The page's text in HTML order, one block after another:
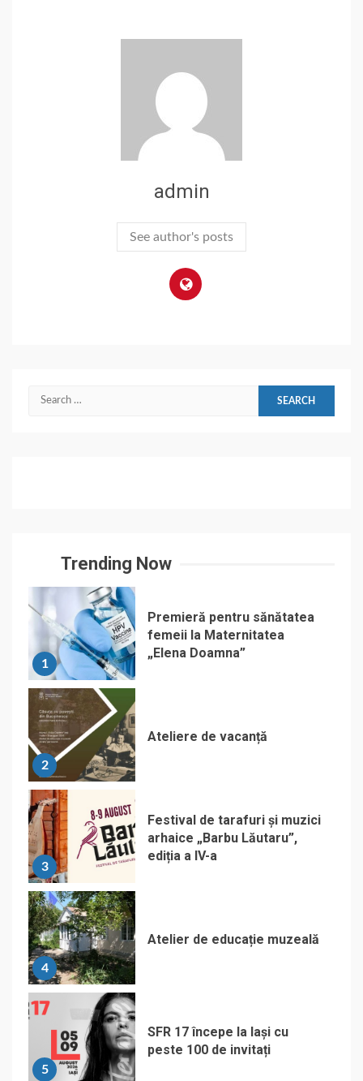
admin
See author's posts
Search
Trending Now
1
Premieră pentru sănătatea
femeii la Maternitatea
„Elena Doamna”
2
Ateliere de vacanță
3
Festival de tarafuri și muzici
arhaice „Barbu Lăutaru”,
ediția a IV-a
4
Atelier de educație muzeală
5
SFR 17 începe la Iași cu
peste 100 de invitați